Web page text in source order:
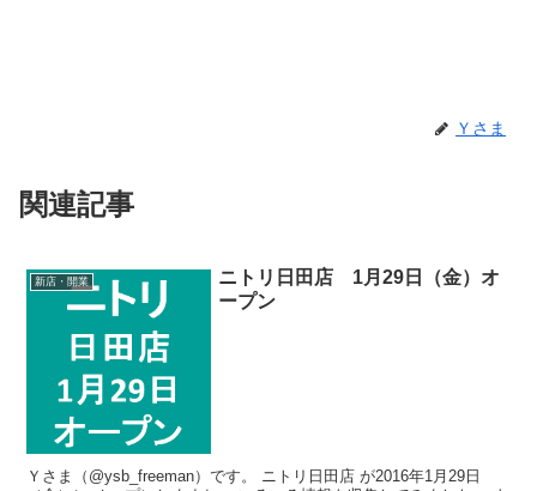
Ｙさま
関連記事
新店・開業
ニトリ日田店 1月29日（金）オ
ープン
Ｙさま（@ysb_freeman）です。 ニトリ日田店 が2016年1月29日